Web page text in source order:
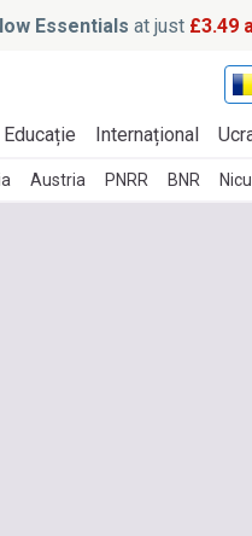
Essentials at just £3.49
Educație Internațional
Austria PNRR BNR